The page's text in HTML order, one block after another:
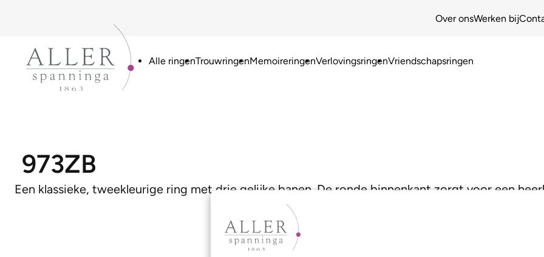
Over onsWerken bij
Alle ringenTrouwringenMemoireringenVerlovingsringenVriendschapsringen
973ZB
Een klassieke, tweekleurige ring met drie gelijke banen. De ronde binnenkant zorgt voor een